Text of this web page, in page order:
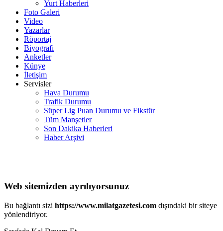
Yurt Haberleri
Foto Galeri
Video
Yazarlar
Röportaj
Biyografi
Anketler
Künye
İletişim
Servisler
Hava Durumu
Trafik Durumu
Süper Lig Puan Durumu ve Fikstür
Tüm Manşetler
Son Dakika Haberleri
Haber Arşivi
Web sitemizden ayrılıyorsunuz
Bu bağlantı sizi https://www.milatgazetesi.com dışındaki bir siteye
yönlendiriyor.